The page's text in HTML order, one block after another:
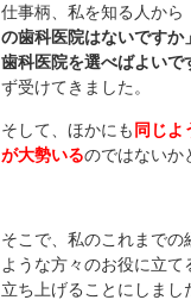
仕事柄、私を知る人から
の歯科医院はないですか
歯科医院を選べばよいで
ず受けてきました。
そして、ほかにも同じよ
が大勢いるのではないか
そこで、私のこれまで
ような方々のお役に立
立ち上げることにしまし